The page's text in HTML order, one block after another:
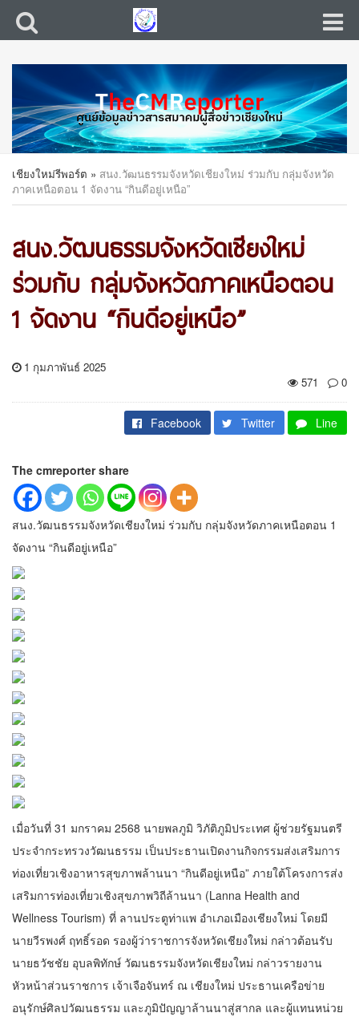
เชียงใหม่รีพอร์ต » สนง.วัฒนธรรมจังหวัดเชียงใหม่ ร่วมกับ กลุ่มจังหวัด
ภาคเหนือตอน 1 จัดงาน “กินดีอยู่เหนือ”
สนง.วัฒนธรรมจังหวัดเชียงใหม่
ร่วมกับ กลุ่มจังหวัดภาคเหนือตอน
1 จัดงาน “กินดีอยู่เหนือ”
1 กุมภาพันธ์ 2025
571
0
Facebook Twitter Line
The cmreporter share
สนง.วัฒนธรรมจังหวัดเชียงใหม่ ร่วมกับ กลุ่มจังหวัดภาคเหนือตอน 1
จัดงาน “กินดีอยู่เหนือ”
เมื่อวันที่ 31 มกราคม 2568 นายพลภูมิ วิภัติภูมิประเทศ ผู้ช่วยรัฐมนตรี
ประจำกระทรวงวัฒนธรรม เป็นประธานเปิดงานกิจกรรมส่งเสริมการ
ท่องเที่ยวเชิงอาหารสุขภาพล้านนา “กินดีอยู่เหนือ” ภายใต้โครงการส่ง
เสริมการท่องเที่ยวเชิงสุขภาพวิถีล้านนา (Lanna Health and
Wellness Tourism) ที่ ลานประตูท่าแพ อำเภอเมืองเชียงใหม่ โดยมี
นายวีรพงศ์ ฤทธิ์รอด รองผู้ว่าราชการจังหวัดเชียงใหม่ กล่าวต้อนรับ
นายธวัชชัย อุบลพิทักษ์ วัฒนธรรมจังหวัดเชียงใหม่ กล่าวรายงาน
หัวหน้าส่วนราชการ เจ้าเจือจันทร์ ณ เชียงใหม่ ประธานเครือข่าย
อนุรักษ์ศิลปวัฒนธรรม และภูมิปัญญาล้านนาสู่สากล และผู้แทนหน่วย